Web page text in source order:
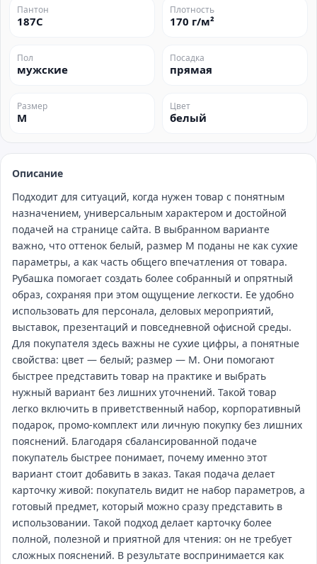
Пантон
187C
Плотность
170 г/м²
Пол
мужские
Посадка
прямая
Размер
M
Цвет
белый
Описание
Подходит для ситуаций, когда нужен товар с понятным
назначением, универсальным характером и достойной
подачей на странице сайта. В выбранном варианте
важно, что оттенок белый, размер M поданы не как сухие
параметры, а как часть общего впечатления от товара.
Рубашка помогает создать более собранный и опрятный
образ, сохраняя при этом ощущение легкости. Ее удобно
использовать для персонала, деловых мероприятий,
выставок, презентаций и повседневной офисной среды.
Для покупателя здесь важны не сухие цифры, а понятные
свойства: цвет — белый; размер — M. Они помогают
быстрее представить товар на практике и выбрать
нужный вариант без лишних уточнений. Такой товар
легко включить в приветственный набор, корпоративный
подарок, промо‑комплект или личную покупку без лишних
пояснений. Благодаря сбалансированной подаче
покупатель быстрее понимает, почему именно этот
вариант стоит добавить в заказ. Такая подача делает
карточку живой: покупатель видит не набор параметров, а
готовый предмет, который можно сразу представить в
использовании. Такой подход делает карточку более
полной, полезной и приятной для чтения: он не требует
сложных пояснений. В результате воспринимается как